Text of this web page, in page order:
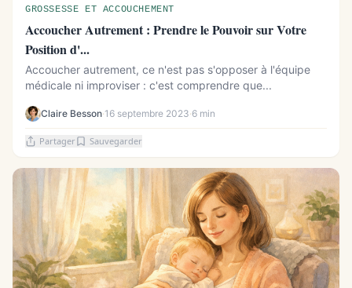
GROSSESSE ET ACCOUCHEMENT
Accoucher Autrement : Prendre le Pouvoir sur Votre
Position d'...
Accoucher autrement, ce n'est pas s'opposer à l'équipe
médicale ni improviser : c'est comprendre que...
Claire Besson·16 septembre 2023·6 min
Partager Sauvegarder